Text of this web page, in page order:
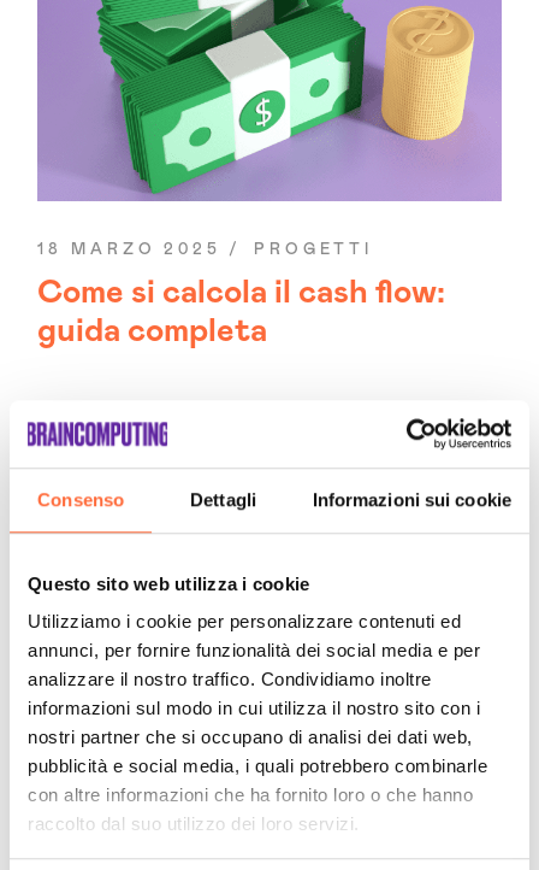
Consenso Dettagli Informazioni sui cookie
Questo sito web utilizza i cookie
Utilizziamo i cookie per personalizzare contenuti ed
annunci, per fornire funzionalità dei social media e per
analizzare il nostro traffico. Condividiamo inoltre
informazioni sul modo in cui utilizza il nostro sito con i
nostri partner che si occupano di analisi dei dati web,
pubblicità e social media, i quali potrebbero combinarle
con altre informazioni che ha fornito loro o che hanno
raccolto dal suo utilizzo dei loro servizi.
18 MARZO 2025 PROGETTI
Come si calcola il cash flow:
guida completa